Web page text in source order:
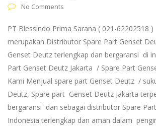
No Comments
PT Blessindo Prima Sarana ( 021-62202518 )
merupakan Distributor Spare Part Genset
Genset Deutz terlengkap dan bergaransi di
Part Genset Deutz Jakarta / Spare Part
Kami Menjual spare part Genset Deutz /
Deutz, Spare part Genset Deutz Jakarta
bergaransi dan sebagai distributor Spare
Indonesia terlengkap dan aman dalam